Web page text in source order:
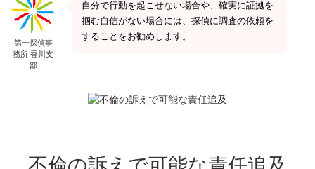
第一探偵事
務所 香川支
部
自分で行動を起こせない場合や、確実に証拠を
掴む自信がない場合には、探偵に調査の依頼を
することをお勧めします。